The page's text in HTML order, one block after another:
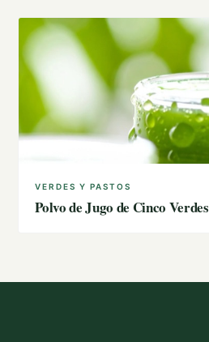
VERDES Y PASTOS
Polvo de Jugo de Cinco Verdes